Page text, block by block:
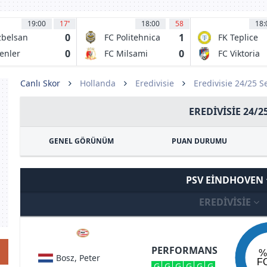
19:00 17'
0
0
18:00 58
FC Politehnica
Chisinau
1
FC Milsami 0
FK Teplice
FC Viktoria
Canlı Skor Hollanda Eredivisie Eredivisie 24/25
EREDIVISIE 24/
GENEL GÖRÜNÜM PUAN DURUMU
PSV EINDHOVEN
EREDIVISIE
Bosz, Peter
PERFORMANS